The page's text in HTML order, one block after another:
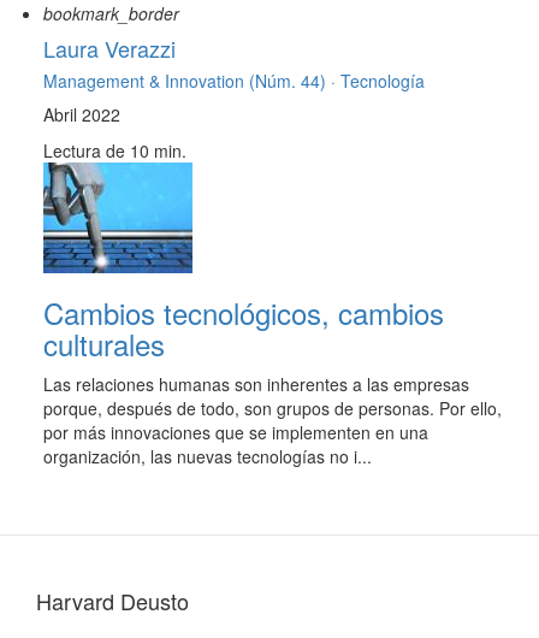
bookmark_border
Laura Verazzi
Management & Innovation (Núm. 44) · Tecnología
Abril 2022
Lectura de 10 min.
Cambios tecnológicos, cambios
culturales
Las relaciones humanas son inherentes a las empresas
porque, después de todo, son grupos de personas. Por ello,
por más innovaciones que se implementen en una
organización, las nuevas tecnologías no i...
Harvard Deusto